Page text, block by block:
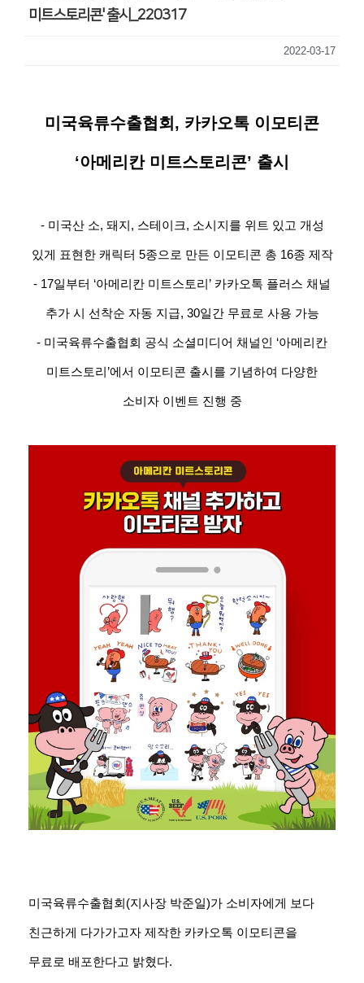
미트스토리콘' 출시_220317
2022-03-17
미국육류수출협회, 카카오톡 이모티콘
‘아메리칸 미트스토리콘’ 출시
- 미국산 소, 돼지, 스테이크, 소시지를 위트 있고 개성
있게 표현한 캐릭터 5종으로 만든 이모티콘 총 16종 제작
- 17일부터 ‘아메리칸 미트스토리’ 카카오톡 플러스 채널
추가 시 선착순 자동 지급, 30일간 무료로 사용 가능
- 미국육류수출협회 공식 소셜미디어 채널인 ‘아메리칸
미트스토리’에서 이모티콘 출시를 기념하여 다양한
소비자 이벤트 진행 중
미국육류수출협회(지사장 박준일)가 소비자에게 보다
친근하게 다가가고자 제작한 카카오톡 이모티콘을
무료로 배포한다고 밝혔다.